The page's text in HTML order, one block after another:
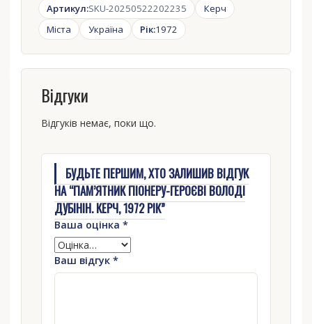
Артикул:SKU-20250522202235
Керч
Міста
Україна Рік:1972
Відгуки
Відгуків немає, поки що.
БУДЬТЕ ПЕРШИМ, ХТО ЗАЛИШИВ ВІДГУК
НА “ПАМ’ЯТНИК ПІОНЕРУ-ГЕРОЄВІ ВОЛОДІ
ДУБІНІН. КЕРЧ, 1972 РІК”
Ваша оцінка *
Ваш відгук *